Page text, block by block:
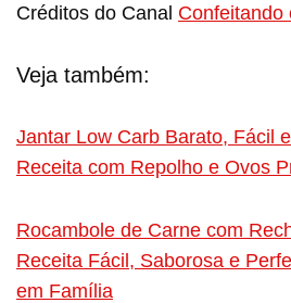
Créditos do Canal Confeitando
Veja também:
Jantar Low Carb Barato, Fácil
Receita com Repolho e Ovos
Rocambole de Carne com
Receita Fácil, Saborosa e
em Família